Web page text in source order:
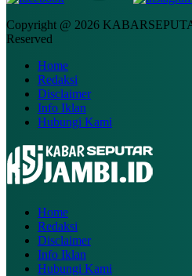
Copyright @ 2026
Reserved
Home
Redaksi
Disclaimer
Info Iklan
Hubungi Kami
Home
Redaksi
Disclaimer
Info Iklan
Hubungi Kami